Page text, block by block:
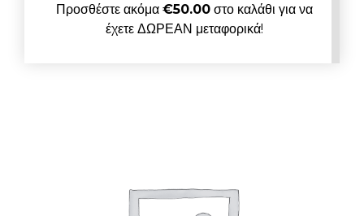
Προσθέστε ακόμα €50.00στο καλάθι για να
έχετε ΔΩΡΕΑΝ μεταφορικά!